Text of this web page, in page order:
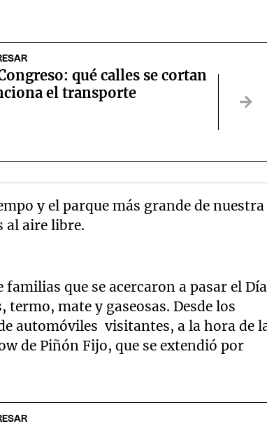
qué calles se cortan
el transporte
y el parque más grande de nuestra
al aire libre.
familias que se acercaron a pasar el Día
mate y gaseosas. Desde los
automóviles visitantes, a la hora de
de Piñón Fijo, que se extendió por